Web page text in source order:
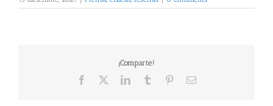
¡Comparte!
Facebook LinkedInTumblr PinterestEmail